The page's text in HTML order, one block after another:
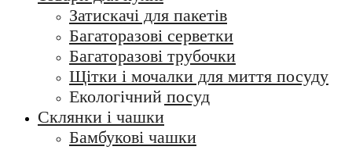
Затискачі для пакетів
Багаторазові серветки
Багаторазові трубочки
Щітки і мочалки для миття посуду
Екологічний посуд
Склянки і чашки
Бамбукові чашки